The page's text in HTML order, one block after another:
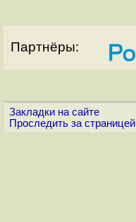
Партнёры:
Закладки на сайте
Проследить за страницей